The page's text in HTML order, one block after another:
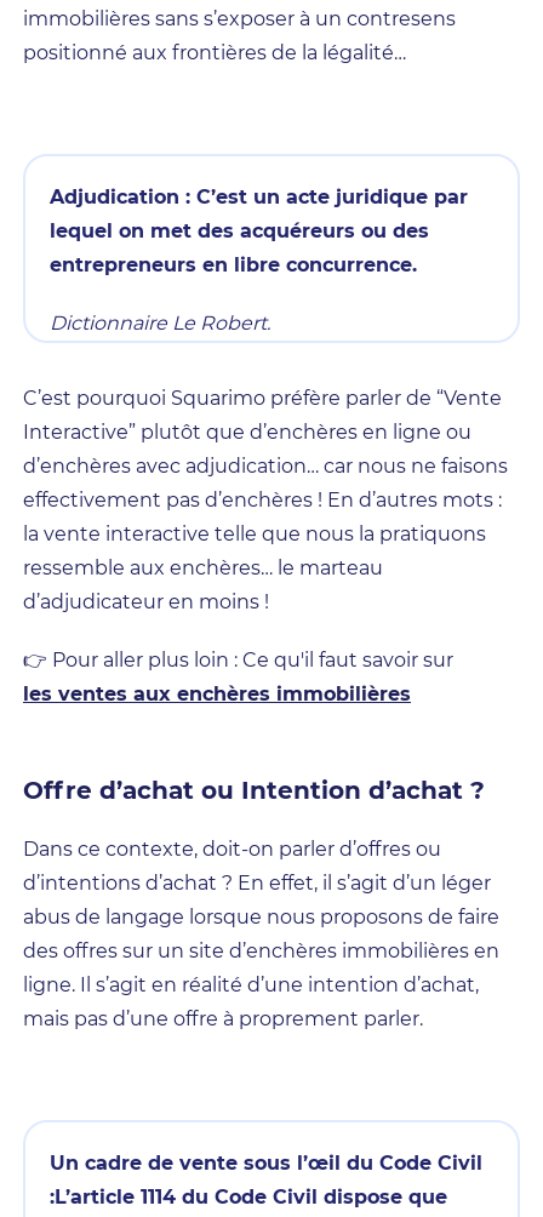
immobilières sans s’exposer à un contresens
positionné aux frontières de la légalité…
Adjudication : C’est un acte juridique par
lequel on met des acquéreurs ou des
entrepreneurs en libre concurrence.
Dictionnaire Le Robert.
C’est pourquoi Squarimo préfère parler de “Vente
Interactive” plutôt que d’enchères en ligne ou
d’enchères avec adjudication… car nous ne faisons
effectivement pas d’enchères ! En d’autres mots :
la vente interactive telle que nous la pratiquons
ressemble aux enchères… le marteau
d’adjudicateur en moins !
👉 Pour aller plus loin : Ce qu'il faut savoir sur
les ventes aux enchères immobilières
Offre d’achat ou Intention d’achat ?
Dans ce contexte, doit-on parler d’offres ou
d’intentions d’achat ? En effet, il s’agit d’un léger
abus de langage lorsque nous proposons de faire
des offres sur un site d’enchères immobilières en
ligne. Il s’agit en réalité d’une intention d’achat,
mais pas d’une offre à proprement parler.
Un cadre de vente sous l’œil du Code Civil
:L’article 1114 du Code Civil dispose que